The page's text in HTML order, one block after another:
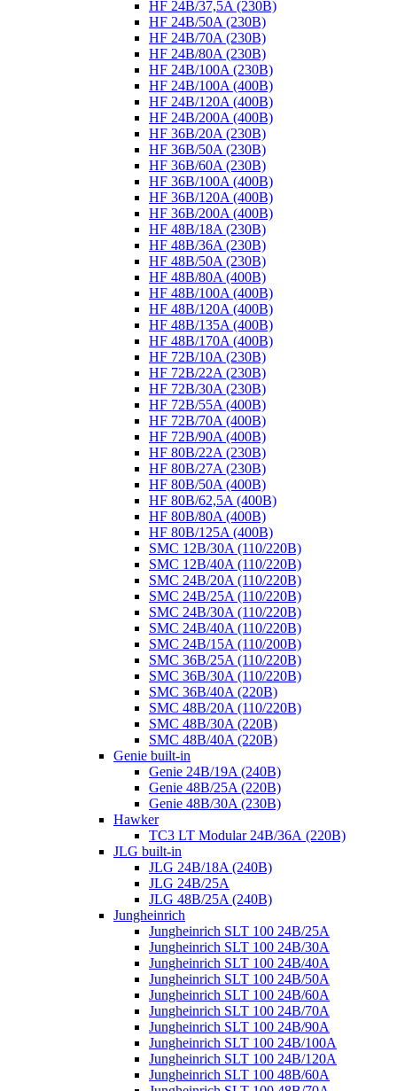
HF 24B/37,5A (230B)
HF 24B/50A (230B)
HF 24B/70A (230B)
HF 24B/80A (230B)
HF 24B/100A (230B)
HF 24B/100A (400B)
HF 24B/120A (400B)
HF 24B/200A (400B)
HF 36B/20A (230B)
HF 36B/50A (230B)
HF 36B/60A (230B)
HF 36B/100A (400B)
HF 36B/120A (400B)
HF 36B/200A (400B)
HF 48B/18A (230B)
HF 48B/36A (230B)
HF 48B/50A (230B)
HF 48B/80A (400B)
HF 48B/100A (400B)
HF 48B/120A (400B)
HF 48B/135A (400B)
HF 48B/170A (400B)
HF 72B/10A (230B)
HF 72B/22A (230B)
HF 72B/30A (230B)
HF 72B/55A (400B)
HF 72B/70A (400B)
HF 72B/90A (400B)
HF 80B/22A (230B)
HF 80B/27A (230B)
HF 80B/50A (400B)
HF 80B/62,5A (400B)
HF 80B/80A (400B)
HF 80B/125A (400B)
SMC 12B/30A (110/220B)
SMC 12B/40A (110/220B)
SMC 24B/20A (110/220B)
SMC 24B/25A (110/220B)
SMC 24B/30A (110/220B)
SMC 24B/40A (110/220B)
SMC 24B/15A (110/200B)
SMC 36B/25A (110/220B)
SMC 36B/30A (110/220B)
SMC 36B/40A (220B)
SMC 48B/20A (110/220B)
SMC 48B/30A (220B)
SMC 48B/40A (220B)
Genie built-in
Genie 24B/19A (240B)
Genie 48B/25A (220B)
Genie 48B/30A (230B)
Hawker
TC3 LT Modular 24В/36А (220B)
JLG built-in
JLG 24B/18A (240B)
JLG 24B/25A
JLG 48B/25A (240B)
Jungheinrich
Jungheinrich SLT 100 24B/25A
Jungheinrich SLT 100 24B/30A
Jungheinrich SLT 100 24B/40A
Jungheinrich SLT 100 24B/50A
Jungheinrich SLT 100 24B/60A
Jungheinrich SLT 100 24B/70A
Jungheinrich SLT 100 24B/90A
Jungheinrich SLT 100 24B/100A
Jungheinrich SLT 100 24B/120A
Jungheinrich SLT 100 48B/60A